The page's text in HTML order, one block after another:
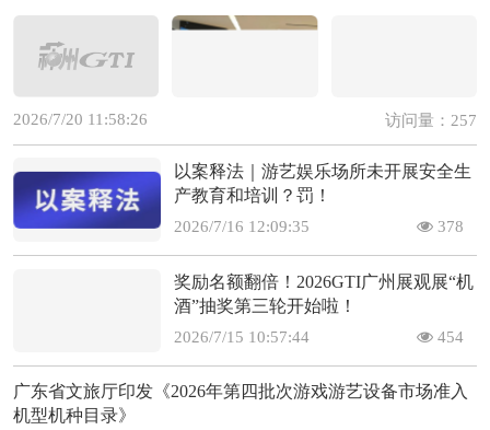
2026/7/20 11:58:26 访问量：257
以案释法｜游艺娱乐场所未开展安全生
产教育和培训？罚！
2026/7/16 12:09:35 378
奖励名额翻倍！2026GTI广州展观展“机
酒”抽奖第三轮开始啦！
2026/7/15 10:57:44 454
广东省文旅厅印发《2026年第四批次游戏游艺设备市场准入
机型机种目录》